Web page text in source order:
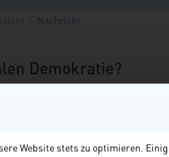
Website stets zu optimieren.
Nachricht
Demokratie?
Nr. 77 geht der Frage
welche Funktionen und